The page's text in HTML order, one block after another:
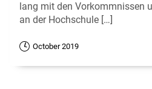
lang mit den Vorkommnissen
an der Hochschule […]
October 2019